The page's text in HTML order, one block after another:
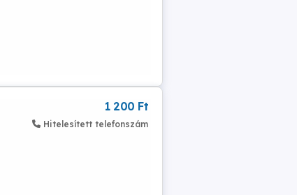
1 200 Ft
Hitelesített telefonszám